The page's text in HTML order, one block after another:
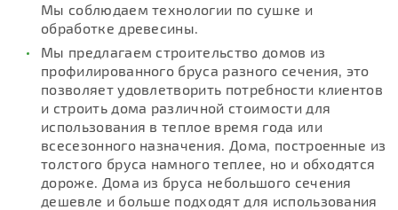
Мы соблюдаем технологии по сушке и
обработке древесины.
Мы предлагаем строительство домов из
профилированного бруса разного сечения, это
позволяет удовлетворить потребности клиентов
и строить дома различной стоимости для
использования в теплое время года или
всесезонного назначения. Дома, построенные из
толстого бруса намного теплее, но и обходятся
дороже. Дома из бруса небольшого сечения
дешевле и больше подходят для использования